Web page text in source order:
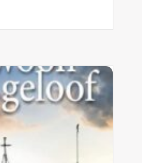
47 Fighting for reality: ‘Mijn